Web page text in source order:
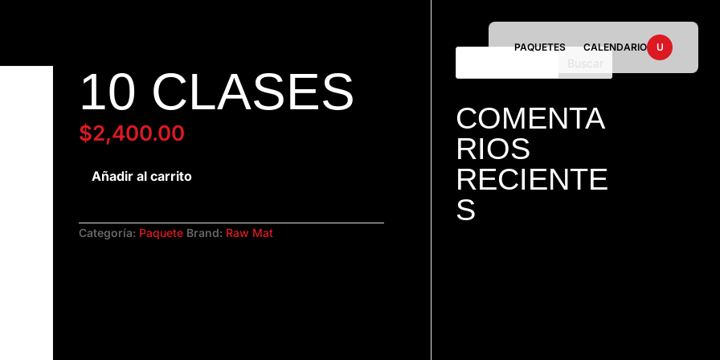
PAQUETES CALENDARIO U
10 CLASES
$2,400.00
clases
cantidad
Añadir al carrito
Categoría: Paquete Brand: Raw Mat
COMENTA
RIOS
RECIENTE
S